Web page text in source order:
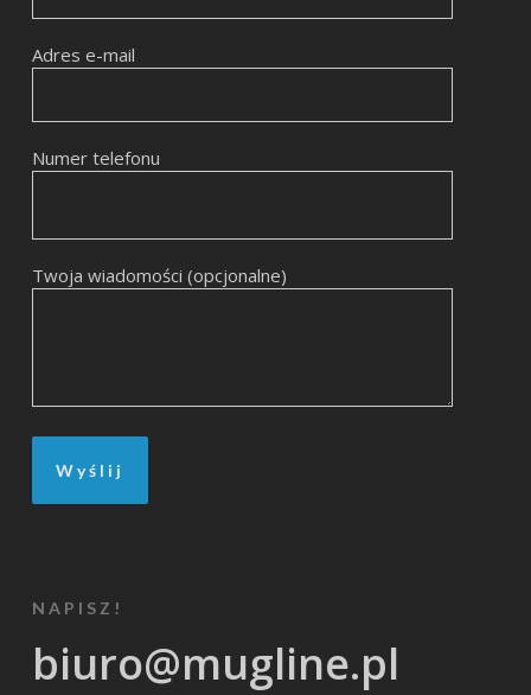
Adres e-mail
Numer telefonu
Twoja wiadomości (opcjonalne)
NAPISZ!
biuro@mugline.pl